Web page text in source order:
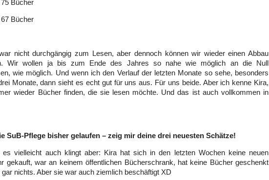
Bücher
Bücher
nicht durchgängig zum Lesen, aber dennoch können wir wieder einen Abbau
Wir wollen ja bis zum Ende des Jahres so nahe wie möglich an die Null
wie möglich. Und wenn ich den Verlauf der letzten Monate so sehe, besonders
Monate, dann sieht es echt gut für uns aus. Für uns beide. Aber ich kenne Kira,
wieder Bücher finden, die sie lesen möchte. Und das ist auch vollkommen in
SuB-Pflege bisher gelaufen – zeig mir deine drei neuesten Schätze!
es vielleicht auch klingt aber: Kira hat sich in den letzten Wochen keine neuen
gekauft, war an keinem öffentlichen Bücherschrank, hat keine Bücher geschenkt
gar nichts. Aber sie war auch ziemlich beschäftigt XD